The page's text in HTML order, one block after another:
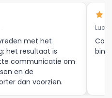
kan
productpagina
met het
het resultaat is
communicatie om
en de
dan voorzien.
Luc